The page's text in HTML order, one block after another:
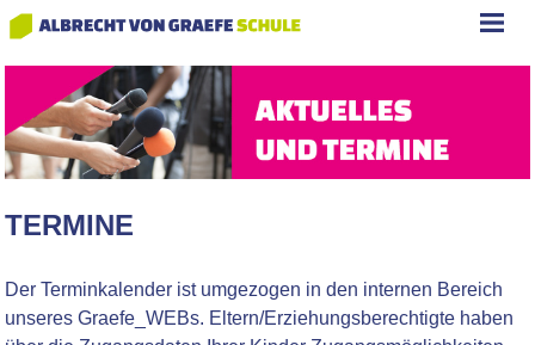
TERMINE
Der Terminkalender ist umgezogen in den internen Bereich
unseres Graefe_WEBs. Eltern/Erziehungsberechtigte haben